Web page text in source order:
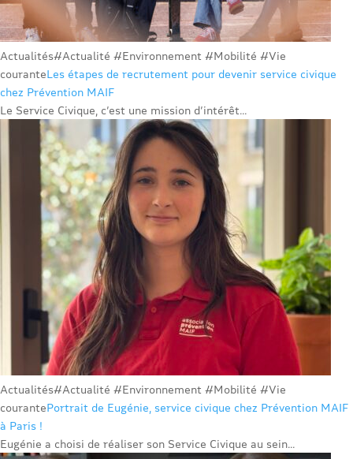
Actualités#Actualité #Environnement #Mobilité #Vie
couranteLes étapes de recrutement pour devenir service civique
chez Prévention MAIF
Le Service Civique, c’est une mission d’intérêt...
Actualités#Actualité #Environnement #Mobilité #Vie
courantePortrait de Eugénie, service civique chez Prévention MAIF
à Paris !
Eugénie a choisi de réaliser son Service Civique au sein...